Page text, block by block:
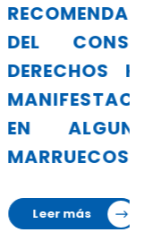
DE
LAS
DE